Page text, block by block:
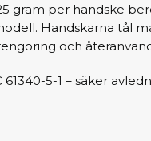
gram per handske
Handskarna tål
och
5-1 – säker